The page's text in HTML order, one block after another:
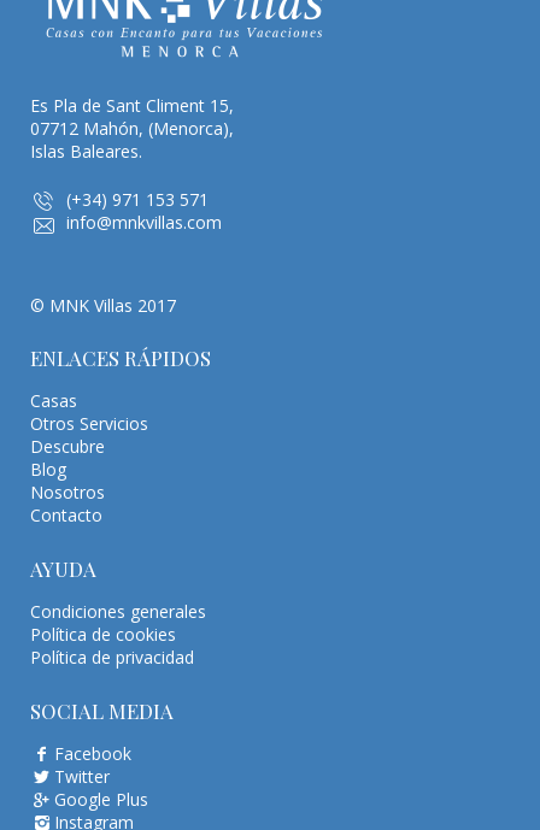
Es Pla de Sant Climent 15,
07712 Mahón, (Menorca),
Islas Baleares.
(+34) 971 153 571
info@mnkvillas.com
© MNK Villas 2017
ENLACES RÁPIDOS
Casas
Otros Servicios
Descubre
Blog
Nosotros
Contacto
AYUDA
Condiciones generales
Política de cookies
Política de privacidad
SOCIAL MEDIA
Facebook
Twitter
Google Plus
Instagram